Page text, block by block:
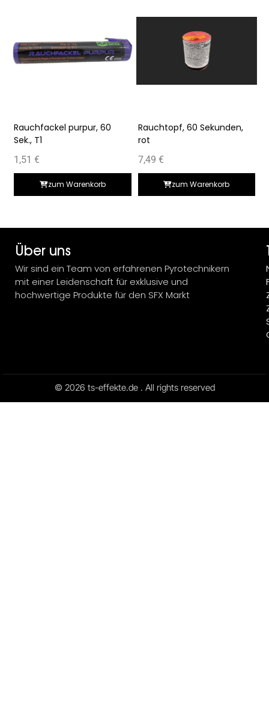
Rauchfackel purpur, 60
Sek., T1
1,51 €
zum Warenkorb
Rauchtopf, 60 Sekunden,
rot
7,49 €
zum Warenkorb
Über uns
Wir sind ein Team von erfahrenen Pyrotechnikern
mit einer Leidenschaft für exklusive und
hochwertige Produkte für den SFX Markt
© 2026 ts-effekte.de . All rights reserved